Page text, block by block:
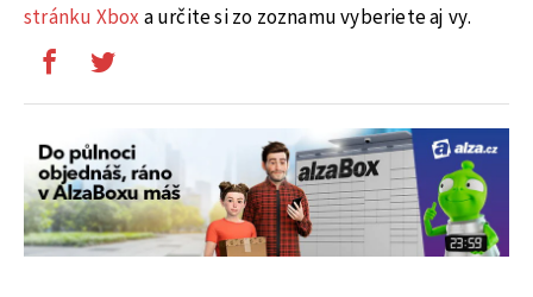
stránku Xbox a určite si zo zoznamu vyberiete aj vy.